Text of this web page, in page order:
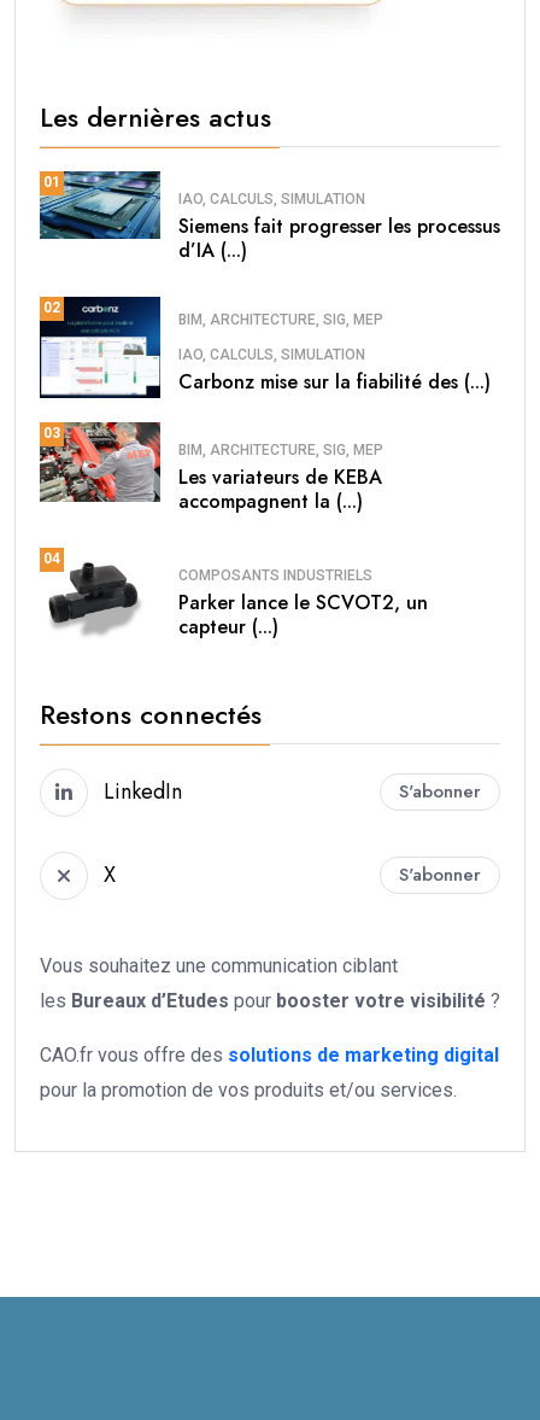
Les dernières actus
01
IAO, CALCULS, SIMULATION
Siemens fait progresser les processus
d’IA (...)
02
BIM, ARCHITECTURE, SIG, MEP
IAO, CALCULS, SIMULATION
Carbonz mise sur la fiabilité des (...)
03
BIM, ARCHITECTURE, SIG, MEP
Les variateurs de KEBA
accompagnent la (...)
04
COMPOSANTS INDUSTRIELS
Parker lance le SCVOT2, un
capteur (...)
Restons connectés
LinkedIn S'abonner
X S'abonner
Vous souhaitez une communication ciblant
les Bureaux d’Etudes pour booster votre visibilité ?
CAO.fr vous offre des solutions de marketing digital
pour la promotion de vos produits et/ou services.